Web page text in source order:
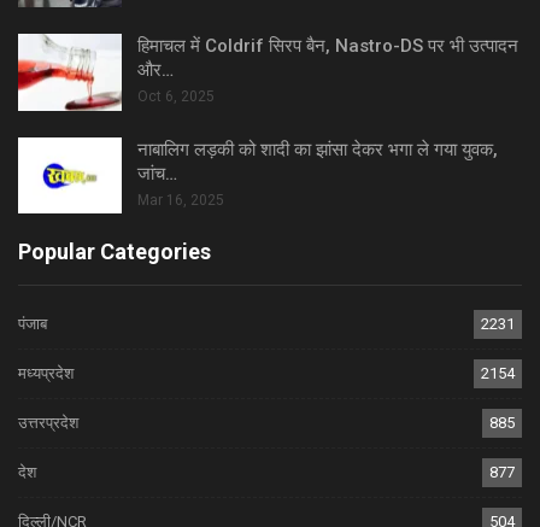
हिमाचल में Coldrif सिरप बैन, Nastro-DS पर भी उत्पादन
और…
Oct 6, 2025
नाबालिग लड़की को शादी का झांसा देकर भगा ले गया युवक,
जांच…
Mar 16, 2025
Popular Categories
पंजाब 2231
मध्यप्रदेश 2154
उत्तरप्रदेश 885
देश 877
दिल्ली/NCR 504